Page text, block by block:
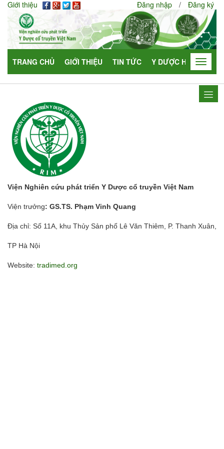
Giới thiệu Đăng nhập / Đăng ký
TRANG CHỦ GIỚI THIỆU TIN TỨC Y DƯỢC HỌC Toggle
Viện Nghiên cứu phát triển Y Dược cổ truyền Việt Nam
Viện trưởng: GS.TS. Phạm Vinh Quang
Địa chỉ: Số 11A, khu Thủy Sản phố Lê Văn Thiêm, P. Thanh Xuân,
TP Hà Nội
Website: tradimed.org